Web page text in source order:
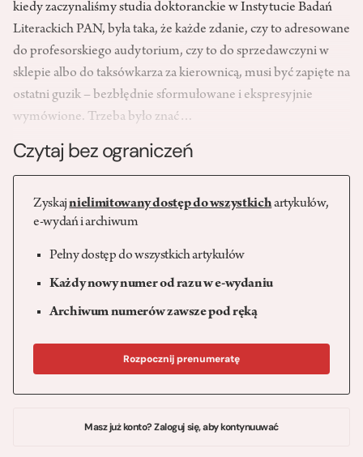
kiedy zaczynaliśmy studia doktoranckie w Instytucie Badań
Literackich PAN, była taka, że każde zdanie, czy to adresowane
do profesorskiego audytorium, czy to do sprzedawczyni w
sklepie albo do taksówkarza za kierownicą, musi być zapięte na
ostatni guzik – bezbłędnie sformułowane i ekspresyjnie
wymówione. Trzeba było znać…
Czytaj bez ograniczeń
Zyskajnielimitowany dostęp do wszystkichartykułów,
e-wydań i archiwum
Pełny dostęp do wszystkich artykułów
Każdy nowy numer od razu w e-wydaniu
Archiwum numerów zawsze pod ręką
Rozpocznij prenumeratę
Masz już konto? Zaloguj się, aby kontynuuwać